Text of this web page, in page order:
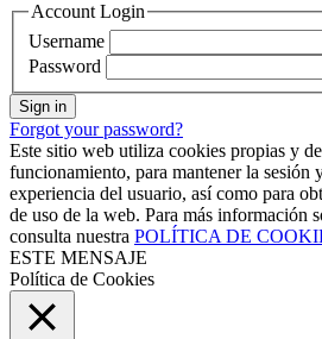
Account Login
Username
Password
Sign in
Forgot your password?
Este sitio web utiliza cookies propias y
funcionamiento, para mantener la sesión
experiencia del usuario, así como para
de uso de la web. Para más información
consulta nuestra POLÍTICA DE
ESTE MENSAJE
Política de Cookies